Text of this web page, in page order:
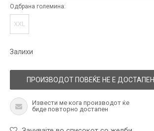
Одбрана големина:
XXL
Залихи
ПРОИЗВОДОТ ПОВЕЌЕ НЕ Е ДОСТАПЕН
Извести ме кога производот ќе
биде повторно достапен